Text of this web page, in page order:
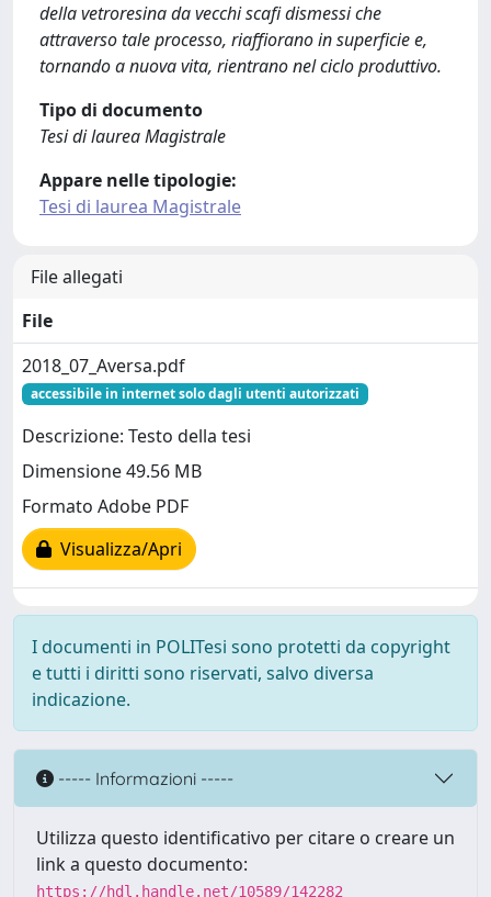
della vetroresina da vecchi scafi dismessi che
attraverso tale processo, riaffiorano in superficie e,
tornando a nuova vita, rientrano nel ciclo produttivo.
Tipo di documento
Tesi di laurea Magistrale
Appare nelle tipologie:
Tesi di laurea Magistrale
File allegati
File
2018_07_Aversa.pdf
accessibile in internet solo dagli utenti autorizzati
Descrizione: Testo della tesi
Dimensione 49.56 MB
Formato Adobe PDF
Visualizza/Apri
I documenti in POLITesi sono protetti da copyright
e tutti i diritti sono riservati, salvo diversa
indicazione.
----- Informazioni -----
Utilizza questo identificativo per citare o creare un
link a questo documento:
https://hdl.handle.net/10589/142282